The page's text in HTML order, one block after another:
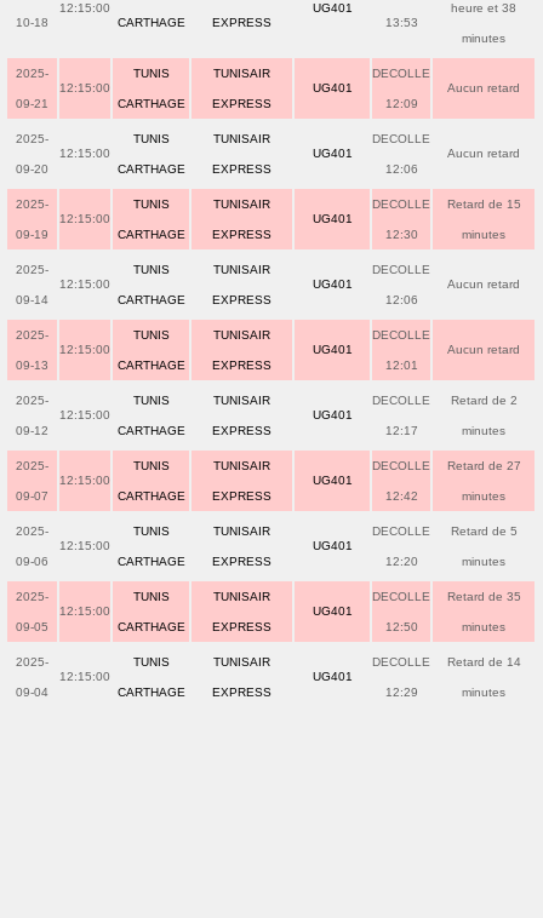
10-18
12:15:00
CARTHAGE EXPRESS
UG401
13:53
heure et 38
minutes
2025-
09-21
12:15:00
TUNIS
CARTHAGE
TUNISAIR
EXPRESS
UG401
DECOLLE
12:09
Aucun retard
2025-
09-20
12:15:00
TUNIS
CARTHAGE
TUNISAIR
EXPRESS
UG401
DECOLLE
12:06
Aucun retard
2025-
09-19
12:15:00
TUNIS
CARTHAGE
TUNISAIR
EXPRESS
UG401
DECOLLE
12:30
Retard de 15
minutes
2025-
09-14
12:15:00
TUNIS
CARTHAGE
TUNISAIR
EXPRESS
UG401
DECOLLE
12:06
Aucun retard
2025-
09-13
12:15:00
TUNIS
CARTHAGE
TUNISAIR
EXPRESS
UG401
DECOLLE
12:01
Aucun retard
2025-
09-12
12:15:00
TUNIS
CARTHAGE
TUNISAIR
EXPRESS
UG401
DECOLLE
12:17
Retard de 2
minutes
2025-
09-07
12:15:00
TUNIS
CARTHAGE
TUNISAIR
EXPRESS
UG401
DECOLLE
12:42
Retard de 27
minutes
2025-
09-06
12:15:00
TUNIS
CARTHAGE
TUNISAIR
EXPRESS
UG401
DECOLLE
12:20
Retard de 5
minutes
2025-
09-05
12:15:00
TUNIS
CARTHAGE
TUNISAIR
EXPRESS
UG401
DECOLLE
12:50
Retard de 35
minutes
2025-
09-04
12:15:00
TUNIS
CARTHAGE
TUNISAIR
EXPRESS
UG401
DECOLLE
12:29
Retard de 14
minutes